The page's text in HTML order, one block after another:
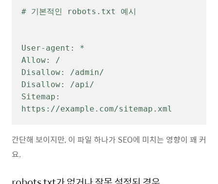
# 기본적인 robots.txt 예시
User-agent: *
Allow: /
Disallow: /admin/
Disallow: /api/
Sitemap:
https://example.com/sitemap.xml
간단해 보이지만, 이 파일 하나가 SEO에 미치는 영향이 꽤 커
요.